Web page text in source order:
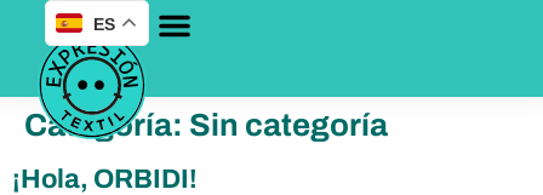
ES
Categoría: Sin categoría
¡Hola, ORBIDI!